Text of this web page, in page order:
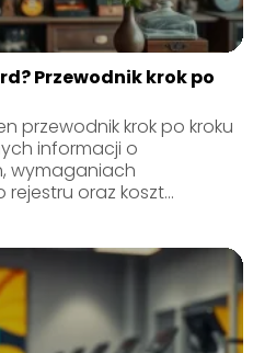
Przewodnik krok po
przewodnik krok po kroku
informacji o
wymaganiach
oraz koszt...